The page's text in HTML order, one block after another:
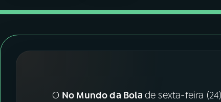
08FESTIVAL DE MÚSICA
Instagram X
O No Mundo da Bola de sexta-feira